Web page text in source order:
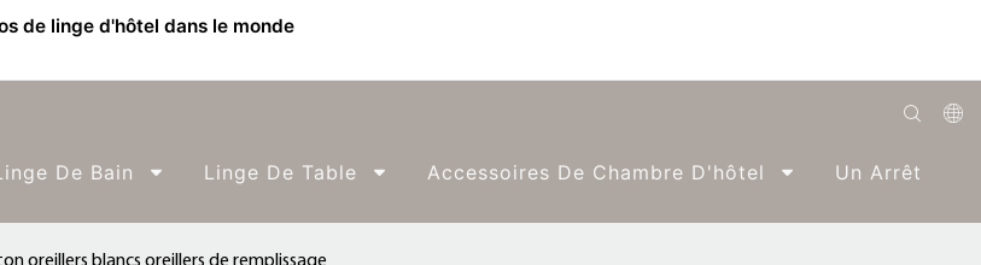
de linge d'hôtel dans le monde
De Bain Linge De Table Accessoires De Chambre D'hôtel Un Arrêt